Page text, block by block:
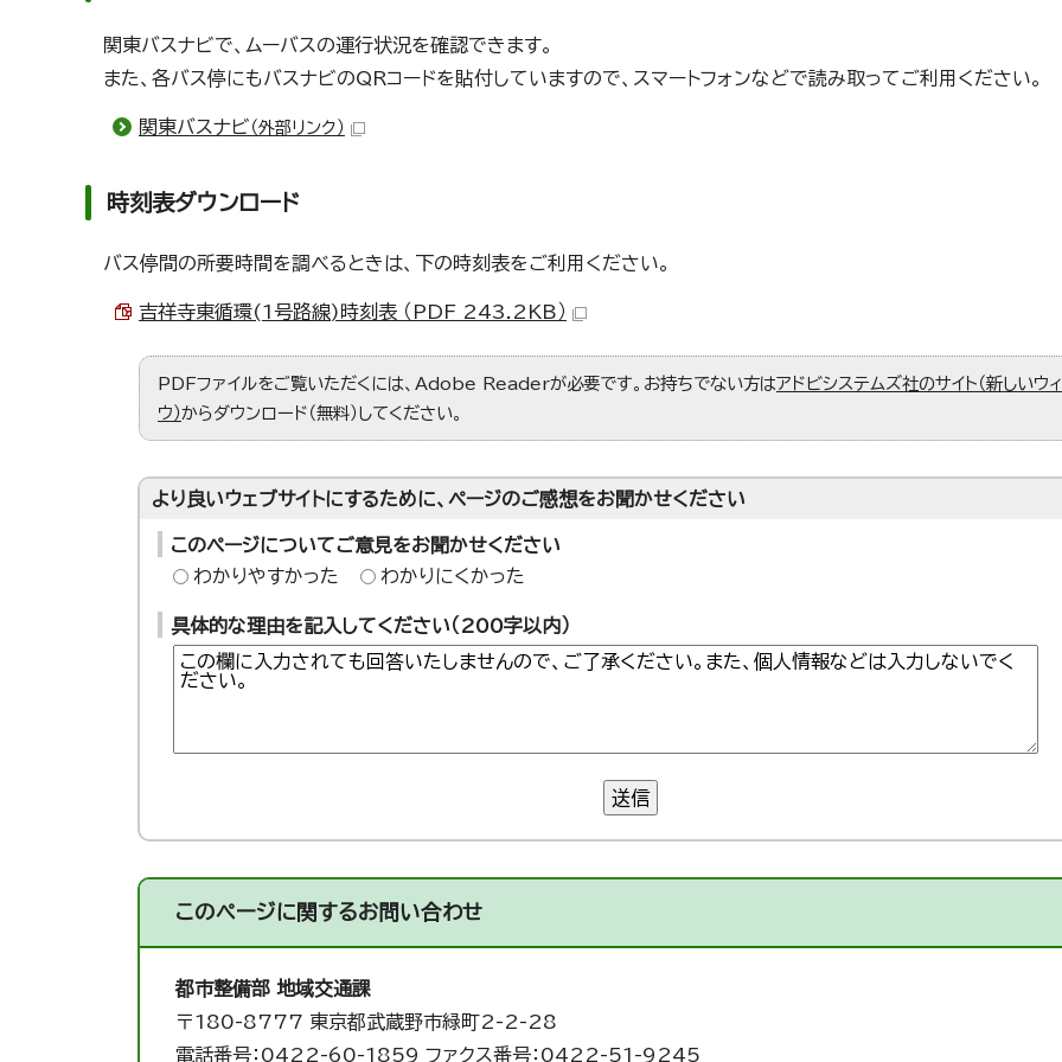
関東バスナビで、ムーバスの運行状況を確認できます。
また、各バス停にもバスナビのQRコードを貼付していますので、スマートフォンなどで読み取ってご利用ください。
関東バスナビ （外部リンク）
時刻表ダウンロード
バス停間の所要時間を調べるときは、下の時刻表をご利用ください。
吉祥寺東循環(1号路線)時刻表 （PDF 243.2KB）
PDFファイルをご覧いただくには、Adobe Readerが必要です。お持ちでない方はアドビシステムズ社のサイト（新しいウ
ウ）からダウンロード（無料）してください。
より良いウェブサイトにするために、ページのご感想をお聞かせください
このページについてご意見をお聞かせください
わかりやすかった
わかりにくかった
具体的な理由を記入してください（200字以内）
送信
このページに関するお問い合わせ
都市整備部 地域交通課
〒180-8777 東京都武蔵野市緑町2-2-28
電話番号：0422-60-1859 ファクス番号：0422-51-9245